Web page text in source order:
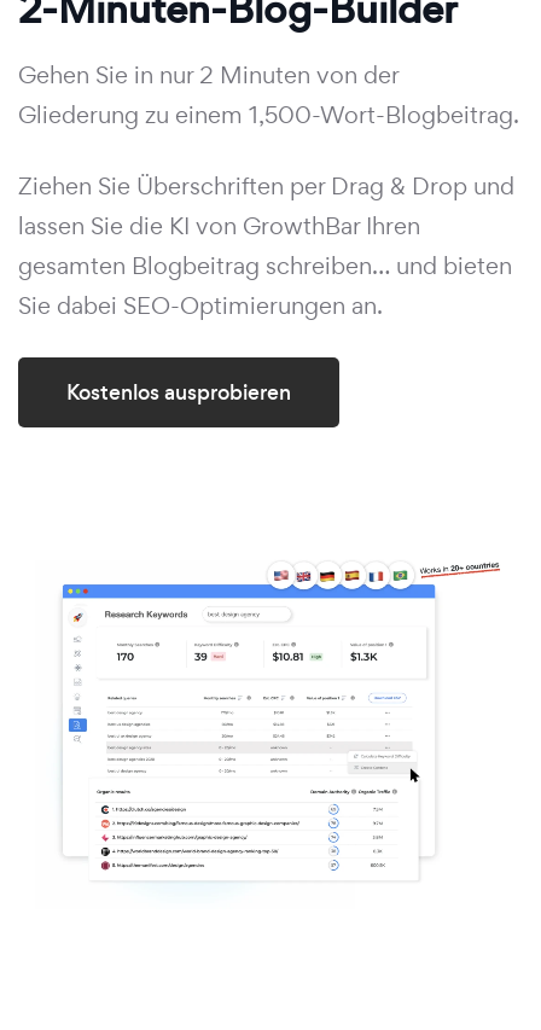
Gehen Sie in nur 2 Minuten von der
Gliederung zu einem 1,500-Wort-Blogbeitrag.
Ziehen Sie Überschriften per Drag & Drop und
lassen Sie die KI von GrowthBar Ihren
gesamten Blogbeitrag schreiben… und bieten
Sie dabei SEO-Optimierungen an.
Kostenlos ausprobieren